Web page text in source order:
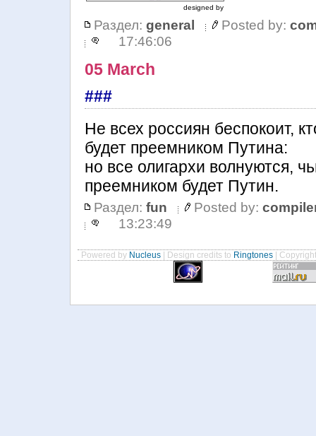
designed by
Раздел: general Posted by:
17:46:06
05 March
###
Не всех россиян беспокоит,
будет преемником Путина:
но все олигархи волнуются,
преемником будет Путин.
Раздел: fun Posted by:
13:23:49
Powered by Nucleus | Design credits to Ringtones |